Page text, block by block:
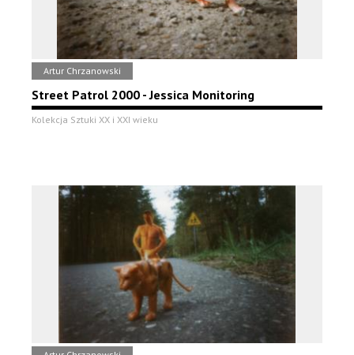
Artur Chrzanowski
Street Patrol 2000 - Jessica Monitoring
Kolekcja Sztuki XX i XXI wieku